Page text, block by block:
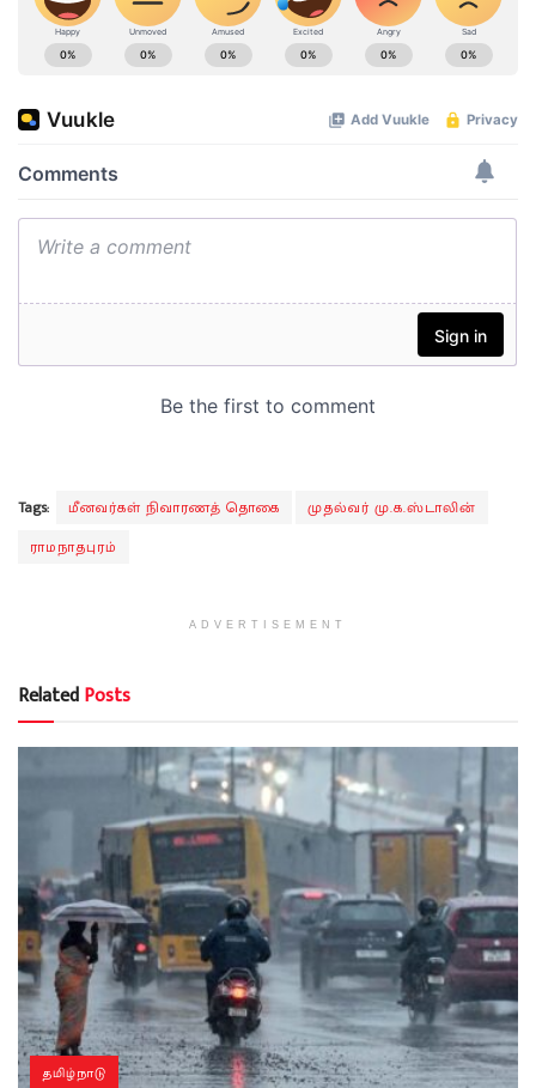
Tags: மீனவர்கள் நிவாரணத் தொகை
முதல்வர் மு.க.ஸ்டாலின்
ராமநாதபுரம்
ADVERTISEMENT
RelatedPosts
தமிழ்நாடு